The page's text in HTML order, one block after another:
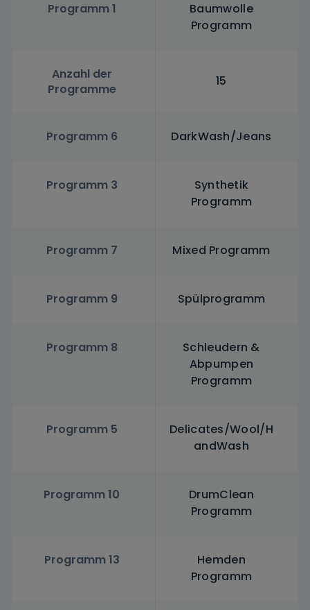
Programm 1
Baumwolle
Programm
Anzahl der
Programme
15
Programm 6 DarkWash/Jeans
Programm 3
Synthetik
Programm
Programm 7 Mixed Programm
Programm 9 Spülprogramm
Programm 8
Schleudern &
Abpumpen
Programm
Programm 5
Delicates/Wool/H
andWash
Programm 10
DrumClean
Programm
Programm 13
Hemden
Programm